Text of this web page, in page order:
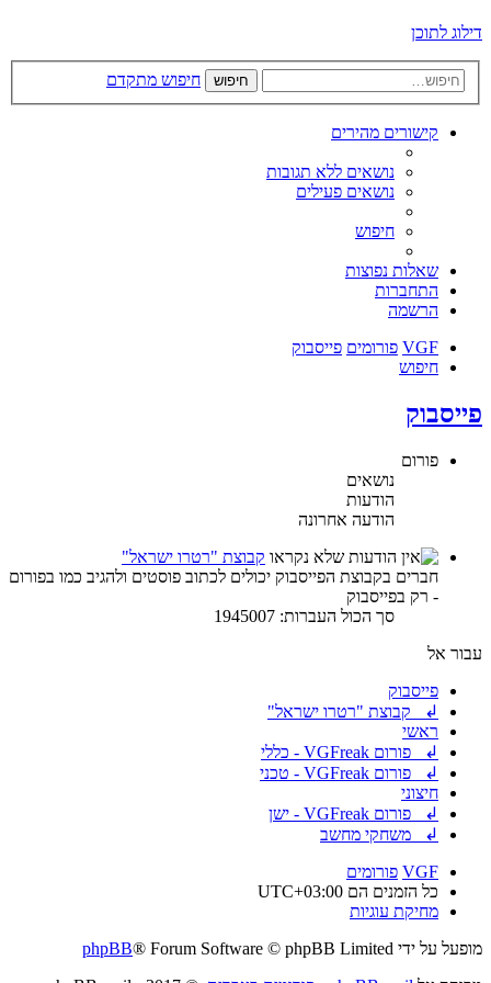
דילוג לתוכן
חיפוש חיפוש מתקדם
קישורים מהירים
נושאים ללא תגובות
נושאים פעילים
חיפוש
שאלות נפוצות
התחברות
הרשמה
VGF פורומים פייסבוק
חיפוש
פייסבוק
פורום
נושאים
הודעות
הודעה אחרונה
קבוצת "רטרו ישראל"
חברים בקבוצת הפייסבוק יכולים לכתוב פוסטים ולהגיב כמו בפורום
- רק בפייסבוק
סך הכול העברות: 1945007
עבור אל
פייסבוק
↲ קבוצת "רטרו ישראל"
ראשי
↲ פורום VGFreak - כללי
↲ פורום VGFreak - טכני
חיצוני
↲ פורום VGFreak - ישן
↲ משחקי מחשב
VGF פורומים
כל הזמנים הם UTC+03:00
מחיקת עוגיות
מופעל על ידי
phpBB® Forum Software © phpBB Limited